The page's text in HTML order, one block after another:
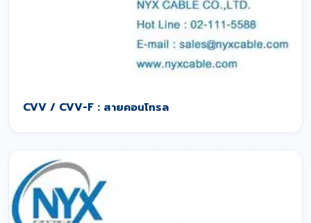
CVV / CVV-F : สายคอนโทรล